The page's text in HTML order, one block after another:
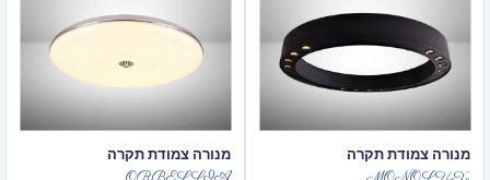
מנורה צמודת תקרה מנורה צמודת תקרה